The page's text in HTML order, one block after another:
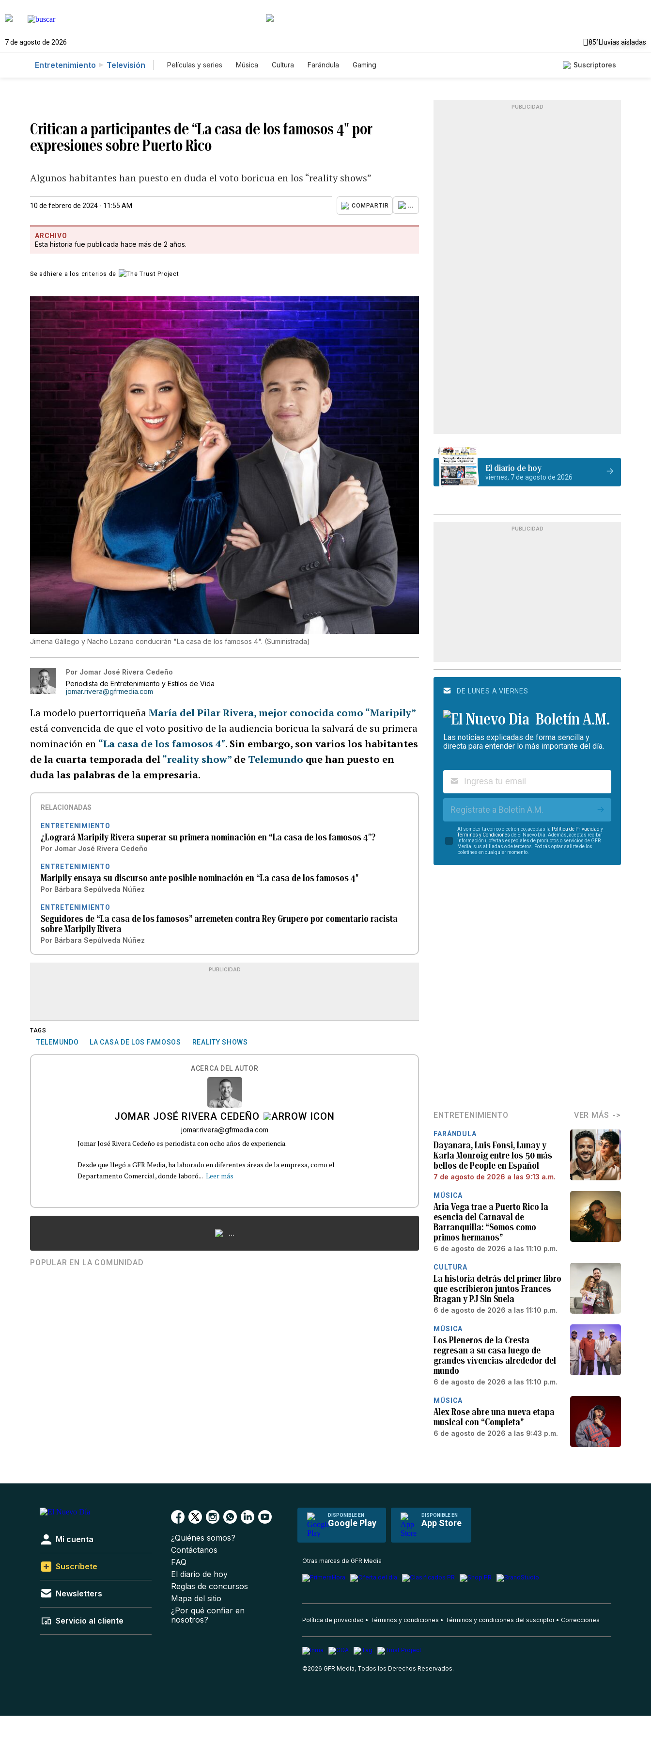
7 de agosto de 2026 85°Lluvias aisladas
Entretenimiento Televisión Películas y series Música Cultura Farándula Gaming Suscriptores
Critican a participantes de “La casa de los famosos 4″ por
expresiones sobre Puerto Rico
Algunos habitantes han puesto en duda el voto boricua en los “reality shows”
10 de febrero de 2024 - 11:55 AM COMPARTIR ...
ARCHIVO
Esta historia fue publicada hace más de 2 años.
Se adhiere a los criterios de
Jimena Gállego y Nacho Lozano conducirán "La casa de los famosos 4". (Suministrada)
Por Jomar José Rivera Cedeño
Periodista de Entretenimiento y Estilos de Vida
jomar.rivera@gfrmedia.com
La modelo puertorriqueñaMaría del Pilar Rivera, mejor conocida como “Maripily”
está convencida de que el voto positivo de la audiencia boricua la salvará de su primera
nominación en “La casa de los famosos 4″. Sin embargo, son varios los habitantes
de la cuarta temporada del“reality show” de Telemundo que han puesto en
duda las palabras de la empresaria.
RELACIONADAS
ENTRETENIMIENTO
¿Logrará Maripily Rivera superar su primera nominación en “La casa de los famosos 4″?
Por Jomar José Rivera Cedeño
ENTRETENIMIENTO
Maripily ensaya su discurso ante posible nominación en “La casa de los famosos 4″
Por Bárbara Sepúlveda Núñez
ENTRETENIMIENTO
Seguidores de “La casa de los famosos” arremeten contra Rey Grupero por comentario racista
sobre Maripily Rivera
Por Bárbara Sepúlveda Núñez
PUBLICIDAD
TAGS
TELEMUNDO LA CASA DE LOS FAMOSOS REALITY SHOWS
ACERCA DEL AUTOR
JOMAR JOSÉ RIVERA CEDEÑO
jomar.rivera@gfrmedia.com
Jomar José Rivera Cedeño es periodista con ocho años de experiencia.
Desde que llegó a GFR Media, ha laborado en diferentes áreas de la empresa, como el
Departamento Comercial, donde laboró... Leer más
...
POPULAR EN LA COMUNIDAD
PUBLICIDAD
El diario de hoy
viernes, 7 de agosto de 2026
PUBLICIDAD
DE LUNES A VIERNES
Boletín A.M.
Las noticias explicadas de forma sencilla y
directa para entender lo más importante del día.
Regístrate a Boletín A.M.
Al someter tu correo electrónico, aceptas la Política de Privacidad y
Términos y Condiciones de El Nuevo Día. Además, aceptas recibir
información u ofertas especiales de productos o servicios de GFR
Media, sus afiliadas o de terceros. Podrás optar salirte de los
boletines en cualquier momento.
ENTRETENIMIENTO VER MÁS
FARÁNDULA
Dayanara, Luis Fonsi, Lunay y
Karla Monroig entre los 50 más
bellos de People en Español
7 de agosto de 2026 a las 9:13 a.m.
MÚSICA
Aria Vega trae a Puerto Rico la
esencia del Carnaval de
Barranquilla: “Somos como
primos hermanos”
6 de agosto de 2026 a las 11:10 p.m.
CULTURA
La historia detrás del primer libro
que escribieron juntos Frances
Bragan y PJ Sin Suela
6 de agosto de 2026 a las 11:10 p.m.
MÚSICA
Los Pleneros de la Cresta
regresan a su casa luego de
grandes vivencias alrededor del
mundo
6 de agosto de 2026 a las 11:10 p.m.
MÚSICA
Alex Rose abre una nueva etapa
musical con “Completa”
6 de agosto de 2026 a las 9:43 p.m.
DISPONIBLE EN
Google Play
DISPONIBLE EN
App Store
Mi cuenta
Suscríbete
Newsletters
Servicio al cliente
¿Quiénes somos?
Contáctanos
FAQ
El diario de hoy
Reglas de concursos
Mapa del sitio
¿Por qué confiar en
nosotros?
Otras marcas de GFR Media
Política de privacidad Términos y condiciones Términos y condiciones del suscriptor Correcciones
©2026 GFR Media, Todos los Derechos Reservados.